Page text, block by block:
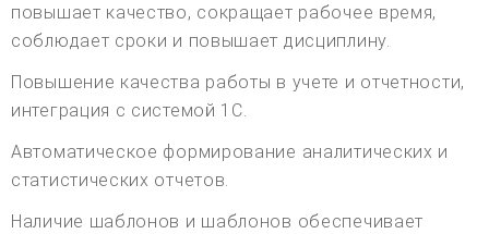
повышает качество, сокращает рабочее время,
соблюдает сроки и повышает дисциплину.
Повышение качества работы в учете и отчетности,
интеграция с системой 1С.
Автоматическое формирование аналитических и
статистических отчетов.
Наличие шаблонов и шаблонов обеспечивает